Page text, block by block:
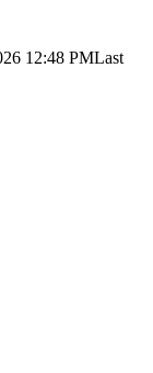
12:48 PMLast